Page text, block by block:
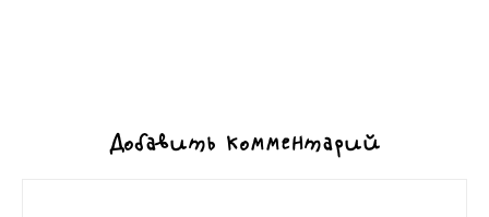
Добавить комментарий